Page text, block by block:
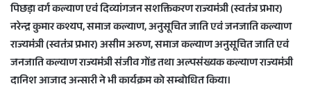
पिछड़ा वर्ग कल्याण एवं दिव्यांगजन सशक्तिकरण राज्यमंत्री (स्वतंत्र प्रभार)
नरेन्द्र कुमार कश्यप, समाज कल्याण, अनुसूचित जाति एवं जनजाति कल्याण
राज्यमंत्री (स्वतंत्र प्रभार) असीम अरुण, समाज कल्याण अनुसूचित जाति एवं
जनजाति कल्याण राज्यमंत्री संजीव गोंड तथा अल्पसंख्यक कल्याण राज्यमंत्री
दानिश आजाद अन्सारी ने भी कार्यक्रम को सम्बोधित किया।